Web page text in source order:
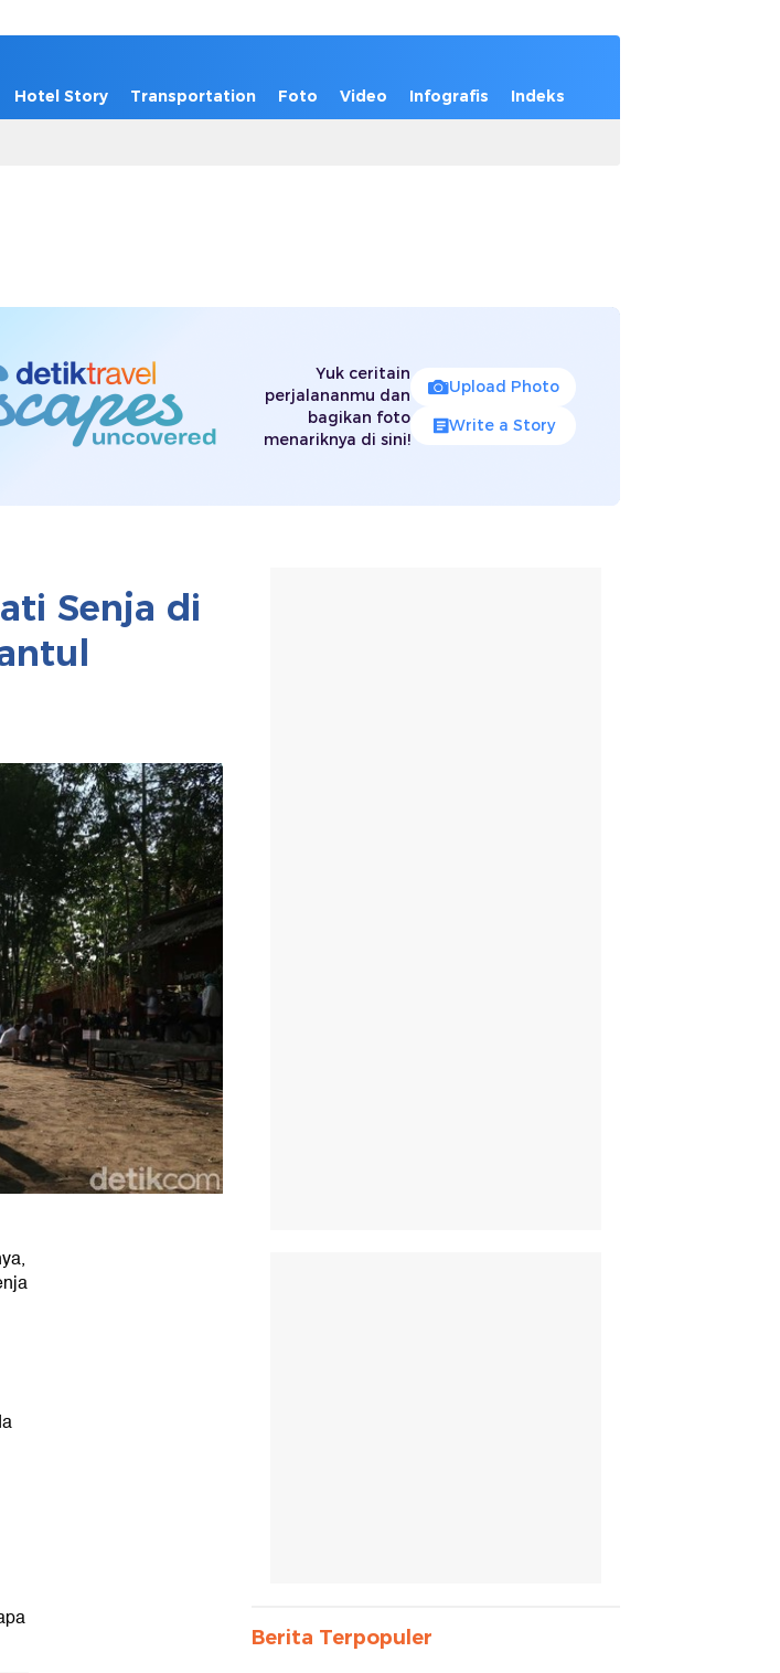
Hotel Story Transportation Foto Video Infografis Indeks
Yuk ceritain
perjalananmu dan
bagikan foto
menariknya di sini!
Upload Photo
Write a Story
Senja di
Berita Terpopuler